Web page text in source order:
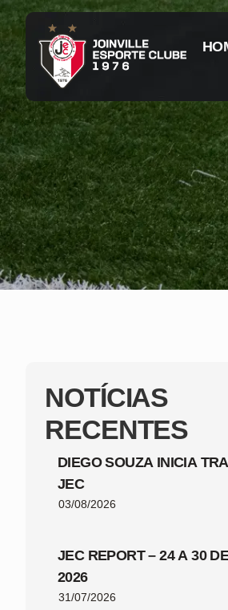
NOTÍCIAS
RECENTES
DIEGO SOUZA INICIA
JEC
03/08/2026
JEC REPORT – 24 A 30
2026
31/07/2026